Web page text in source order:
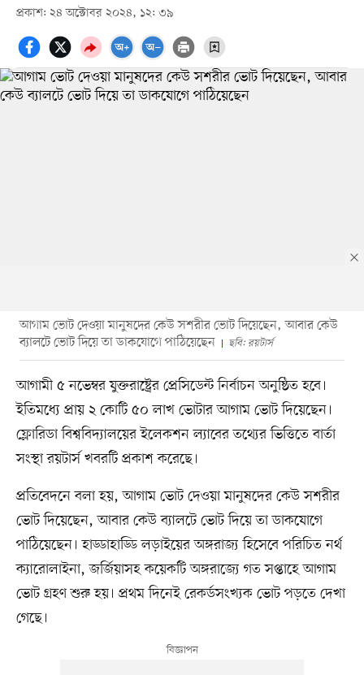
প্রকাশ: ২৪ অক্টোবর ২০২৪, ১২: ৩৯
আগাম ভোট দেওয়া মানুষদের কেউ সশরীর ভোট দিয়েছেন, আবার কেউ
ব্যালটে ভোট দিয়ে তা ডাকযোগে পাঠিয়েছেন
ছবি: রয়টার্স
আগামী ৫ নভেম্বর যুক্তরাষ্ট্রের প্রেসিডেন্ট নির্বাচন অনুষ্ঠিত হবে।
ইতিমধ্যে প্রায় ২ কোটি ৫০ লাখ ভোটার আগাম ভোট দিয়েছেন।
ফ্লোরিডা বিশ্ববিদ্যালয়ের ইলেকশন ল্যাবের তথ্যের ভিত্তিতে বার্তা
সংস্থা রয়টার্স খবরটি প্রকাশ করেছে।
প্রতিবেদনে বলা হয়, আগাম ভোট দেওয়া মানুষদের কেউ সশরীর
ভোট দিয়েছেন, আবার কেউ ব্যালটে ভোট দিয়ে তা ডাকযোগে
পাঠিয়েছেন। হাড্ডাহাড্ডি লড়াইয়ের অঙ্গরাজ্য হিসেবে পরিচিত নর্থ
ক্যারোলাইনা, জর্জিয়াসহ কয়েকটি অঙ্গরাজ্যে গত সপ্তাহে আগাম
ভোট গ্রহণ শুরু হয়। প্রথম দিনেই রেকর্ডসংখ্যক ভোট পড়তে দেখা
গেছে।